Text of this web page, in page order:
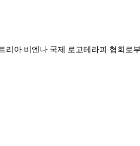
아 비엔나 국제 로고테라피 협회로